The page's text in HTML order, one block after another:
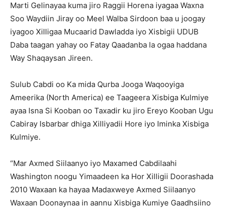
Marti Gelinayaa kuma jiro Raggii Horena iyagaa Waxna
Soo Waydiin Jiray oo Meel Walba Sirdoon baa u joogay
iyagoo Xilligaa Mucaarid Dawladda iyo Xisbigii UDUB
Daba taagan yahay oo Fatay Qaadanba la ogaa haddana
Way Shaqaysan Jireen.
Sulub Cabdi oo Ka mida Qurba Jooga Waqooyiga
Ameerika (North America) ee Taageera Xisbiga Kulmiye
ayaa Isna Si Kooban oo Taxadir ku jiro Ereyo Kooban Ugu
Cabiray Isbarbar dhiga Xilliyadii Hore iyo Iminka Xisbiga
Kulmiye.
“Mar Axmed Siilaanyo iyo Maxamed Cabdilaahi
Washington noogu Yimaadeen ka Hor Xilligii Doorashada
2010 Waxaan ka hayaa Madaxweye Axmed Siilaanyo
Waxaan Doonaynaa in aannu Xisbiga Kumiye Gaadhsiino